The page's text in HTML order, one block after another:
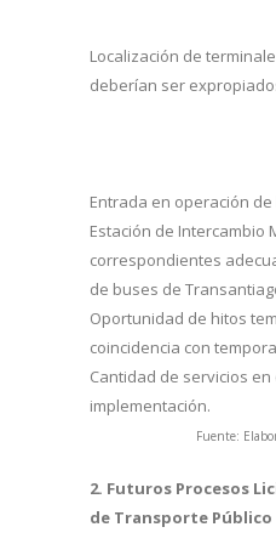
Localización de
deberían ser
Entrada en operación de
Estación de Intercambio
correspondientes
de buses de
Oportunidad de hitos
coincidencia con
Cantidad de servicios en
implementación.
Fuente:
2. Futuros Procesos
de Transporte Público